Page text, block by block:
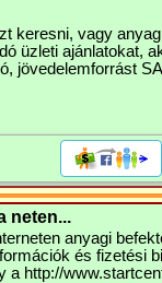
keresni, vagy
üzleti ajánlatokat,
jövedelemforrást
neten...
anyagi
és fizetési
a http://